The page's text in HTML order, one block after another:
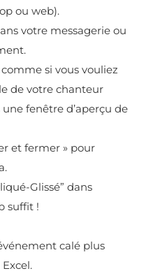
ou web).
votre messagerie ou
si vous vouliez
de votre chanteur
une fenêtre d’aperçu de
et fermer » pour
Glissé” dans
suffit !
calé plus